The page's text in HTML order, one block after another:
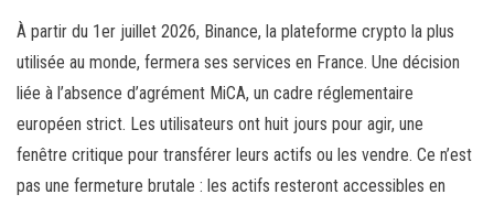
À partir du 1er juillet 2026, Binance, la plateforme crypto la plus
utilisée au monde, fermera ses services en France. Une décision
liée à l’absence d’agrément MiCA, un cadre réglementaire
européen strict. Les utilisateurs ont huit jours pour agir, une
fenêtre critique pour transférer leurs actifs ou les vendre. Ce n’est
pas une fermeture brutale : les actifs resteront accessibles en